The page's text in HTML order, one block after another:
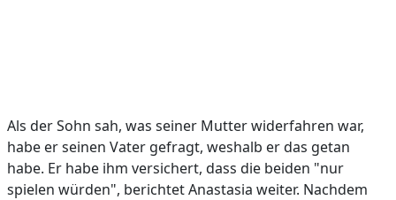
Als der Sohn sah, was seiner Mutter widerfahren war,
habe er seinen Vater gefragt, weshalb er das getan
habe. Er habe ihm versichert, dass die beiden "nur
spielen würden", berichtet Anastasia weiter. Nachdem